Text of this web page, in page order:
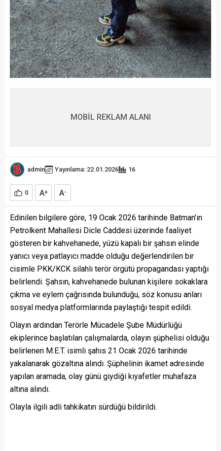
MOBİL REKLAM ALANI
admin Yayınlama: 22.01.2026 16
0 A+ A-
Edinilen bilgilere göre, 19 Ocak 2026 tarihinde Batman’ın
Petrolkent Mahallesi Dicle Caddesi üzerinde faaliyet
gösteren bir kahvehanede, yüzü kapalı bir şahsın elinde
yanıcı veya patlayıcı madde olduğu değerlendirilen bir
cisimle PKK/KCK silahlı terör örgütü propagandası yaptığı
belirlendi. Şahsın, kahvehanede bulunan kişilere sokaklara
çıkma ve eylem çağrısında bulunduğu, söz konusu anları
sosyal medya platformlarında paylaştığı tespit edildi.
Olayın ardından Terörle Mücadele Şube Müdürlüğü
ekiplerince başlatılan çalışmalarda, olayın şüphelisi olduğu
belirlenen M.E.T. isimli şahıs 21 Ocak 2026 tarihinde
yakalanarak gözaltına alındı. Şüphelinin ikamet adresinde
yapılan aramada, olay günü giydiği kıyafetler muhafaza
altına alındı.
Olayla ilgili adli tahkikatın sürdüğü bildirildi.